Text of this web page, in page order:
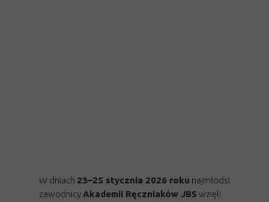
W dniach 23–25 stycznia 2026 roku najmłodsi
zawodnicy Akademii Ręczniaków JBS wzięli